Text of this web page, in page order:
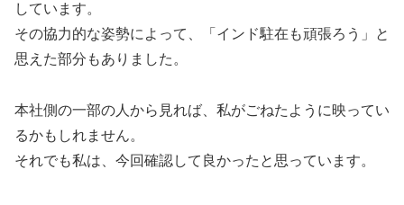
しています。
その協力的な姿勢によって、「インド駐在も頑張ろう」と
思えた部分もありました。
本社側の一部の人から見れば、私がごねたように映ってい
るかもしれません。
それでも私は、今回確認して良かったと思っています。